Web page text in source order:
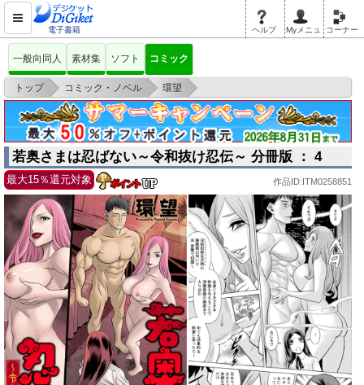
電子書籍 ヘルプ Myメニュ コーナー
一般向同人 素材集 ソフト コミック
トップ > コミック・ノベル > 環望
>
若奥さまは忍ばない～令和抜け忍伝～ 分冊版 ： 4
若奥さまは忍ばない～令和抜け忍伝～ 分冊版 ： 4
最大15％還元対象 作品ID:ITM0258851